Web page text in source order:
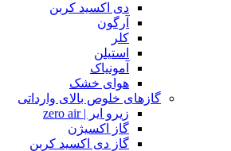
دی اکسید کربن
آرگون
کلر
استیلن
آمونیاک
هوای خشک
گازهای خلوص بالای وارداتی
زیرو ایر | zero air
گاز اکسیژن
گاز دی اکسید کربن